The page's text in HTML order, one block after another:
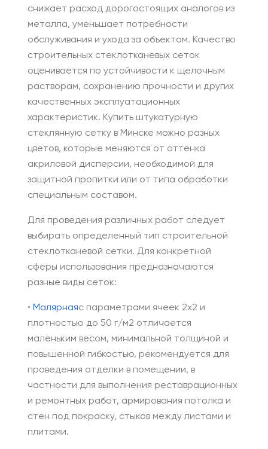
снижает расход дорогостоящих аналогов из
металла, уменьшает потребности
обслуживания и ухода за объектом. Качество
строительных стеклотканевых сеток
оценивается по устойчивости к щелочным
растворам, сохранению прочности и других
качественных эксплуатационных
характеристик. Купить штукатурную
стеклянную сетку в Минске можно разных
цветов, которые меняются от оттенка
акриловой дисперсии, необходимой для
защитной пропитки или от типа обработки
специальным составом.
Для проведения различных работ следует
выбирать определенный тип строительной
стеклотканевой сетки. Для конкретной
сферы использования предназначаются
разные виды сеток:
• Малярнаяс параметрами ячеек 2х2 и
плотностью до 50 г/м2 отличается
маленьким весом, минимальной толщиной и
повышенной гибкостью, рекомендуется для
проведения отделки в помещении, в
частности для выполнения реставрационных
и ремонтных работ, армирования потолка и
стен под покраску, стыков между листами и
плитами.